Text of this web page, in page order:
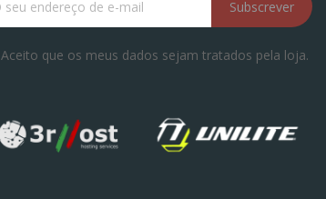
Subscrever
Aceito que os meus dados sejam tratados pela loja.